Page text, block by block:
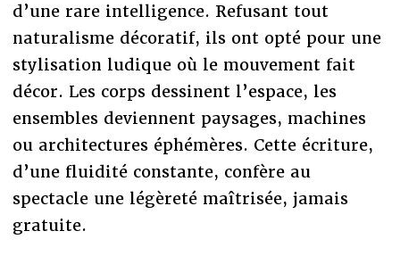
d’une rare intelligence. Refusant tout
naturalisme décoratif, ils ont opté pour une
stylisation ludique où le mouvement fait
décor. Les corps dessinent l’espace, les
ensembles deviennent paysages, machines
ou architectures éphémères. Cette écriture,
d’une fluidité constante, confère au
spectacle une légèreté maîtrisée, jamais
gratuite.